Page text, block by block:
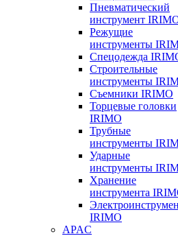
Пневматический
инструмент
Режущие
инструменты
Спецодежда
Строительные
инструменты
Съемники IRIMO
Торцевые головки
IRIMO
Трубные
инструменты
Ударные
инструменты
Хранение
инструмента
IRIMO
APAC